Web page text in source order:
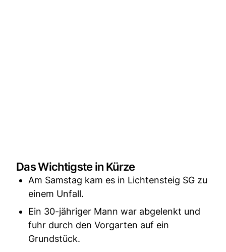
Das Wichtigste in Kürze
Am Samstag kam es in Lichtensteig SG zu
einem Unfall.
Ein 30-jähriger Mann war abgelenkt und
fuhr durch den Vorgarten auf ein
Grundstück.